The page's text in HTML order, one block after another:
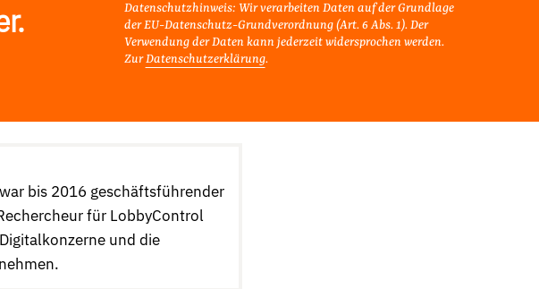
Datenschutzhinweis: Wir verarbeiten Daten auf der Grundlage
der EU-Datenschutz-Grundverordnung (Art. 6 Abs. 1). Der
Verwendung der Daten kann jederzeit widersprochen werden.
ZurDatenschutzerklärung.
bis 2016 geschäftsführender
für LobbyControl
und die